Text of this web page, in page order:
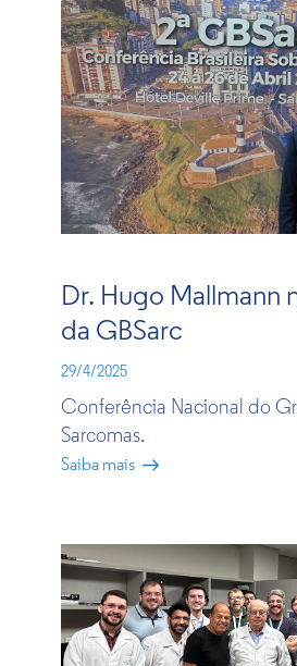
Dr. Hugo Mallmann
da GBSarc
29/4/2025
Conferência Nacional do
Sarcomas.
Saiba mais